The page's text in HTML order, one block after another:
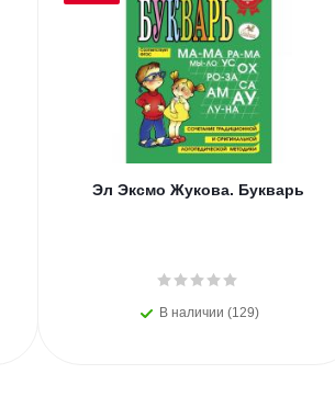
Эл Эксмо Жукова. Букварь
В наличии (129)